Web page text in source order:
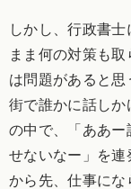
しかし、行政書
まま何の対策も
は問題があると思
街で誰かに話し
の中で、「ああー
せないなー」を
から先、仕事にな